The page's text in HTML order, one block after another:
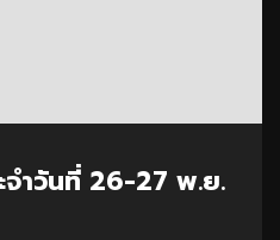
จำวันที่ 26-27 พ.ย.